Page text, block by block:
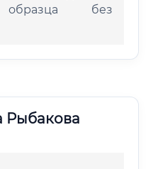
образца без
Рыбакова